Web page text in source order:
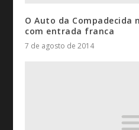
O Auto da Compadecida
com entrada franca
7 de agosto de 2014